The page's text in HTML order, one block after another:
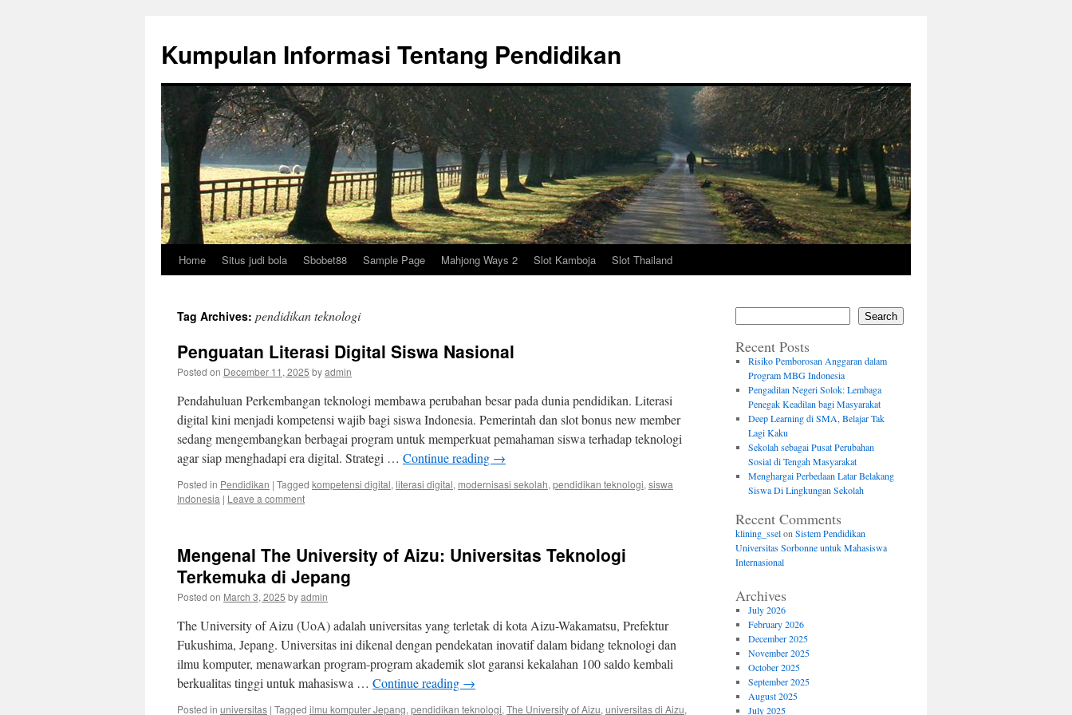
content
Kumpulan Informasi Tentang Pendidikan
Home Situs judi bola Sbobet88 Sample Page Mahjong Ways 2 Slot Kamboja Slot Thailand
Tag Archives: pendidikan teknologi
Penguatan Literasi Digital Siswa Nasional
Posted on December 11, 2025 byadmin
Pendahuluan Perkembangan teknologi membawa perubahan besar pada dunia pendidikan. Literasi
digital kini menjadi kompetensi wajib bagi siswa Indonesia. Pemerintah dan slot bonus new member
sedang mengembangkan berbagai program untuk memperkuat pemahaman siswa terhadap teknologi
agar siap menghadapi era digital. Strategi … Continue reading →
Posted in Pendidikan | Tagged kompetensi digital, literasi digital, modernisasi sekolah, pendidikan teknologi, siswa
Indonesia | Leave a comment
Mengenal The University of Aizu: Universitas Teknologi
Terkemuka di Jepang
Posted on March 3, 2025 byadmin
The University of Aizu (UoA) adalah universitas yang terletak di kota Aizu-Wakamatsu, Prefektur
Fukushima, Jepang. Universitas ini dikenal dengan pendekatan inovatif dalam bidang teknologi dan
ilmu komputer, menawarkan program-program akademik slot garansi kekalahan 100 saldo kembali
berkualitas tinggi untuk mahasiswa … Continue reading →
Posted in universitas | Tagged ilmu komputer Jepang, pendidikan teknologi, The University of Aizu, universitas di Aizu,
Search
Recent Posts
Risiko Pemborosan Anggaran dalam
Program MBG Indonesia
Pengadilan Negeri Solok: Lembaga
Penegak Keadilan bagi Masyarakat
Deep Learning di SMA, Belajar Tak
Lagi Kaku
Sekolah sebagai Pusat Perubahan
Sosial di Tengah Masyarakat
Menghargai Perbedaan Latar Belakang
Siswa Di Lingkungan Sekolah
Recent Comments
klining_sselon Sistem Pendidikan
Universitas Sorbonne untuk Mahasiswa
Internasional
Archives
July 2026
February 2026
December 2025
November 2025
October 2025
September 2025
August 2025
July 2025